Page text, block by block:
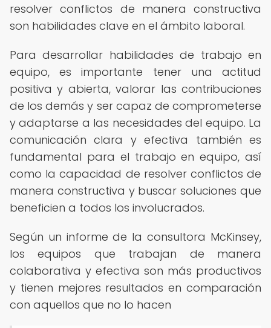
resolver conflictos de manera constructiva
son habilidades clave en el ámbito laboral.
Para desarrollar habilidades de trabajo en
equipo, es importante tener una actitud
positiva y abierta, valorar las contribuciones
de los demás y ser capaz de comprometerse
y adaptarse a las necesidades del equipo. La
comunicación clara y efectiva también es
fundamental para el trabajo en equipo, así
como la capacidad de resolver conflictos de
manera constructiva y buscar soluciones que
beneficien a todos los involucrados.
Según un informe de la consultora McKinsey,
los equipos que trabajan de manera
colaborativa y efectiva son más productivos
y tienen mejores resultados en comparación
con aquellos que no lo hacen